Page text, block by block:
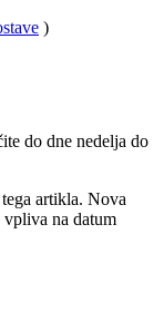
)
do dne nedelja do
artikla. Nova
vpliva na datum